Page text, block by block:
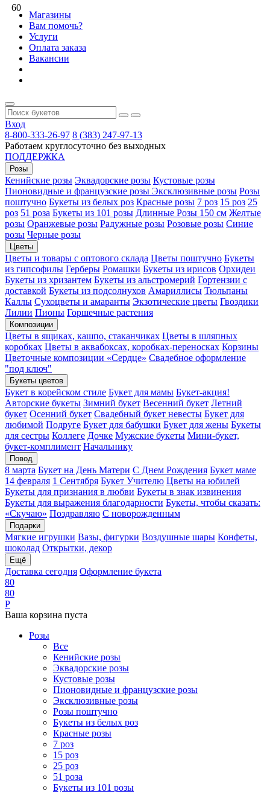
Магазины
Вам помочь?
Услуги
Оплата заказа
Вакансии
Вход
8-800-333-26-97 8 (383) 247-97-13
Работаем круглосуточно без выходных
ПОДДЕРЖКА
Розы
Кенийские розы Эквадорские розы Кустовые розы
Пионовидные и французские розы Эксклюзивные розы Розы
поштучно Букеты из белых роз Красные розы 7 роз 15 роз 25
роз 51 роза Букеты из 101 розы Длинные Розы 150 см Желтые
розы Оранжевые розы Радужные розы Розовые розы Синие
розы Черные розы
Цветы
Цветы и товары с оптового склада Цветы поштучно Букеты
из гипсофилы Герберы Ромашки Букеты из ирисов Орхидеи
Букеты из хризантем Букеты из альстромерий Гортензии с
доставкой Букеты из подсолнухов Амариллисы Тюльпаны
Каллы Сухоцветы и амаранты Экзотические цветы Гвоздики
Лилии Пионы Горшечные растения
Композиции
Цветы в ящиках, кашпо, стаканчиках Цветы в шляпных
коробках Цветы в аквабоксах, коробках-переносках Корзины
Цветочные композиции «Сердце» Свадебное оформление
"под ключ"
Букеты цветов
Букет в корейском стиле Букет для мамы Букет-акция!
Авторские букеты Зимний букет Весенний букет Летний
букет Осенний букет Свадебный букет невесты Букет для
любимой Подруге Букет для бабушки Букет для жены Букеты
для сестры Коллеге Дочке Мужские букеты Мини-букет,
букет-комплимент Начальнику
Повод
8 марта Букет на День Матери С Днем Рождения Букет маме
14 февраля 1 Сентября Букет Учителю Цветы на юбилей
Букеты для признания в любви Букеты в знак извинения
Букеты для выражения благодарности Букеты, чтобы сказать:
«Скучаю» Поздравляю С новорожденным
Подарки
Мягкие игрушки Вазы, фигурки Воздушные шары Конфеты,
шоколад Открытки, декор
Ещё
Доставка сегодня Оформление букета
80
80
Р
Ваша корзина пуста
Розы
Все
Кенийские розы
Эквадорские розы
Кустовые розы
Пионовидные и французские розы
Эксклюзивные розы
Розы поштучно
Букеты из белых роз
Красные розы
7 роз
15 роз
25 роз
51 роза
Букеты из 101 розы
60